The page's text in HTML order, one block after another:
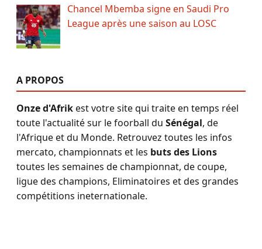
Chancel Mbemba signe en Saudi Pro
League après une saison au LOSC
A PROPOS
Onze d'Afrikest votre site qui traite en temps réel
toute l'actualité sur le foorball du Sénégal, de
l'Afrique et du Monde. Retrouvez toutes les infos
mercato, championnats et les buts des Lions
toutes les semaines de championnat, de coupe,
ligue des champions, Eliminatoires et des grandes
compétitions ineternationale.